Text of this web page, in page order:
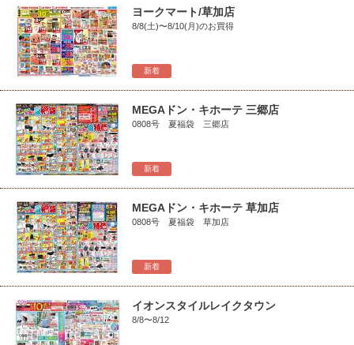
新着
ヨークマート/草加店
8/8(土)〜8/10(月)のお買得
新着
MEGAドン・キホーテ 三郷店
0808号 夏福袋 三郷店
新着
MEGAドン・キホーテ 草加店
0808号 夏福袋 草加店
イオンスタイルレイクタウン
8/8〜8/12